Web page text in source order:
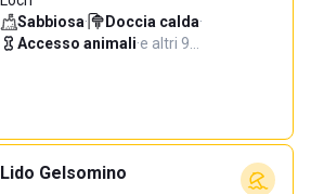
Sabbiosa· Doccia calda·
Accesso animali·e altri 9…
Lido Gelsomino